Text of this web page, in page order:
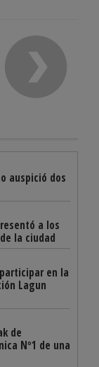
auspició dos
a los
la ciudad
en la
Lagun
de
Nº1 de una